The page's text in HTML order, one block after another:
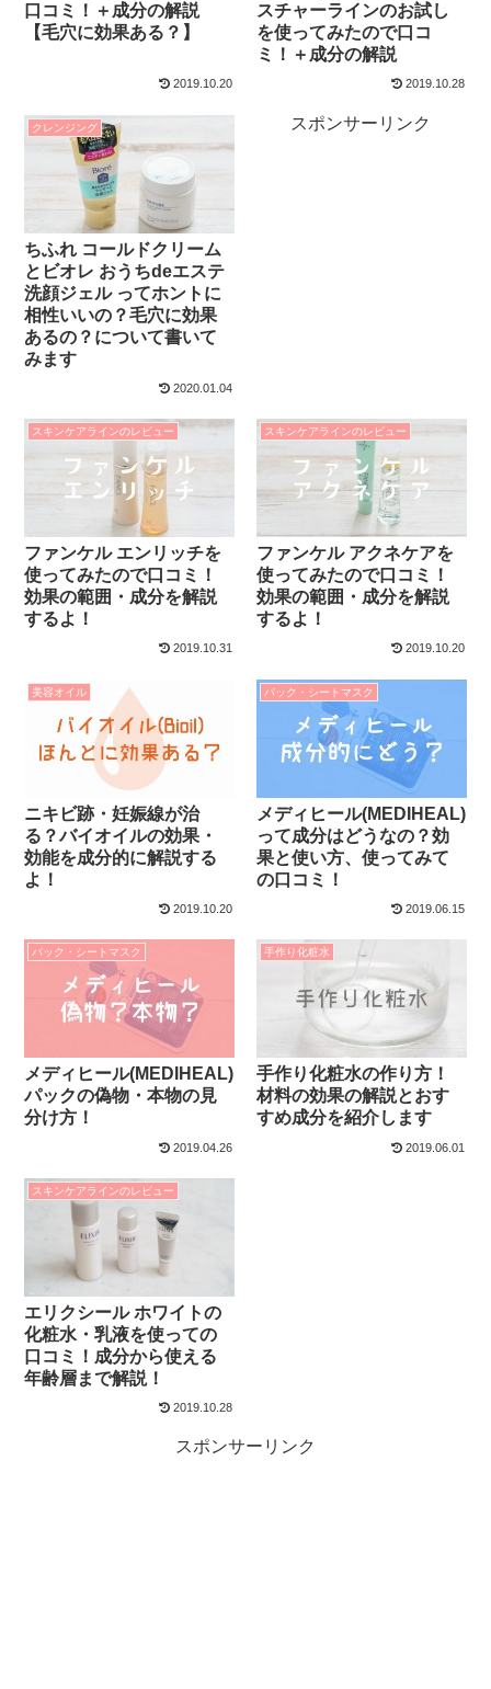
口コミ！＋成分の解説
【毛穴に効果ある？】
2019.10.20
スチャーラインのお試し
を使ってみたので口コ
ミ！＋成分の解説
2019.10.28
クレンジング
ちふれ コールドクリーム
とビオレ おうちdeエステ
洗顔ジェル ってホントに
相性いいの？毛穴に効果
あるの？について書いて
みます
2020.01.04
スポンサーリンク
スキンケアラインのレビュー
ファンケル エンリッチを
使ってみたので口コミ！
効果の範囲・成分を解説
するよ！
2019.10.31
スキンケアラインのレビュー
ファンケル アクネケアを
使ってみたので口コミ！
効果の範囲・成分を解説
するよ！
2019.10.20
美容オイル
ニキビ跡・妊娠線が治
る？バイオイルの効果・
効能を成分的に解説する
よ！
2019.10.20
パック・シートマスク
メディヒール(MEDIHEAL)
って成分はどうなの？効
果と使い方、使ってみて
の口コミ！
2019.06.15
パック・シートマスク
メディヒール(MEDIHEAL)
パックの偽物・本物の見
分け方！
2019.04.26
手作り化粧水
手作り化粧水の作り方！
材料の効果の解説とおす
すめ成分を紹介します
2019.06.01
スキンケアラインのレビュー
エリクシール ホワイトの
化粧水・乳液を使っての
口コミ！成分から使える
年齢層まで解説！
2019.10.28
スポンサーリンク